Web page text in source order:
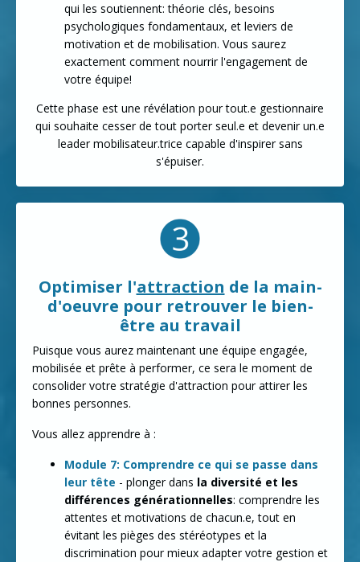
qui les soutiennent: théorie clés, besoins
psychologiques fondamentaux, et leviers de
motivation et de mobilisation. Vous saurez
exactement comment nourrir l'engagement de
votre équipe!
Cette phase est une révélation pour tout.e gestionnaire
qui souhaite cesser de tout porter seul.e et devenir un.e
leader mobilisateur.trice capable d'inspirer sans
s'épuiser.
Optimiser l'attraction de la main-
d'oeuvre pour retrouver le bien-
être au travail
Puisque vous aurez maintenant une équipe engagée,
mobilisée et prête à performer, ce sera le moment de
consolider votre stratégie d'attraction pour attirer les
bonnes personnes.
Vous allez apprendre à :
Module 7: Comprendre ce qui se passe dans
leur tête - plonger dans la diversité et les
différences générationnelles: comprendre les
attentes et motivations de chacun.e, tout en
évitant les pièges des stéréotypes et la
discrimination pour mieux adapter votre gestion et